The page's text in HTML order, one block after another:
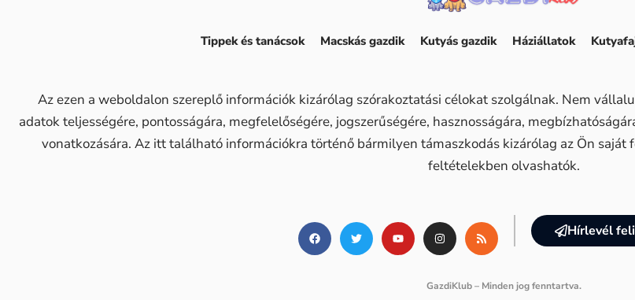
Tippek és tanácsok Macskás gazdik Kutyás gazdik Háziállatok
Az ezen a weboldalon szereplő információk kizárólag szórakoztatási célokat szolgálnak. Nem
adatok teljességére, pontosságára, megfelelőségére, jogszerűségére, hasznosságára,
vonatkozására. Az itt található információkra történő bármilyen támaszkodás kizárólag az Ön
feltételekben olvashatók.
Hírlevél
GazdiKlub – Minden jog fenntartva.